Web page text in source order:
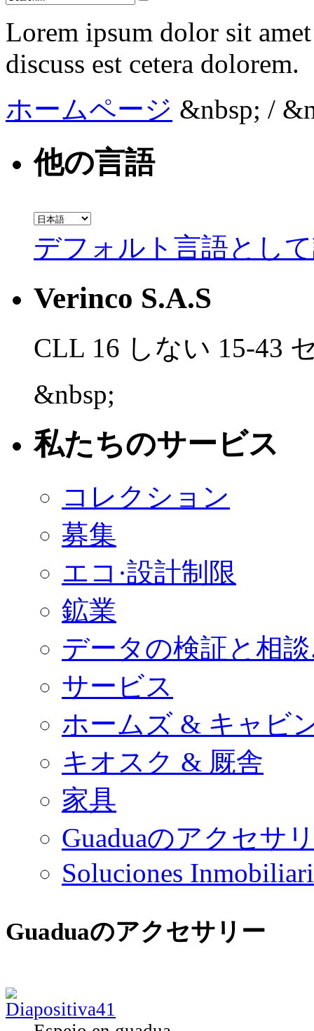
Lorem ipsum dolor sit
discuss est cetera dolorem.
ホームページ &nbsp; /
他の言語
デフォルト言語とし
Verinco S.A.S
CLL 16 しない 15-43
&nbsp;
私たちのサービス
コレクション
募集
エコ·設計制限
鉱業
データの検証と相
サービス
ホームズ & キャビ
キオスク & 厩舎
家具
Guaduaのアクセサ
Soluciones
Guaduaのアクセサリー